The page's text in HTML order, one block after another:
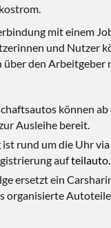
mit einem
und Nutzer
über den
können
Ausleihe bereit.
ist rund um die Uhr
auf
ersetzt ein
organisierte